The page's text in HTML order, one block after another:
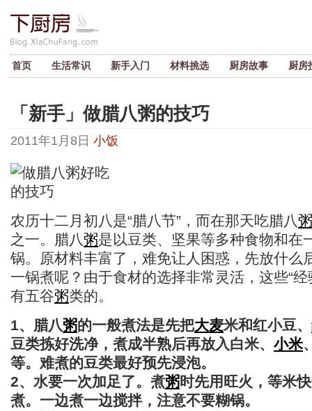
首页 生活常识 新手入门 材料挑选 厨房故事 厨房
「新手」做腊八粥的技巧
2011年1月8日 小饭
农历十二月初八是“腊八节”，而在那天吃腊八粥
之一。腊八粥是以豆类、坚果等多种食物和在
锅。原材料丰富了，难免让人困惑，先放什么
一锅煮呢？由于食材的选择非常灵活，这些“经
有五谷粥类的。
1、腊八粥的一般煮法是先把大麦米和红小豆、
豆类拣好洗净，煮成半熟后再放入白米、 小米
等。难煮的豆类最好预先浸泡。
2、水要一次加足了。煮粥时先用旺火，等米
煮。一边煮一边搅拌，注意不要糊锅。